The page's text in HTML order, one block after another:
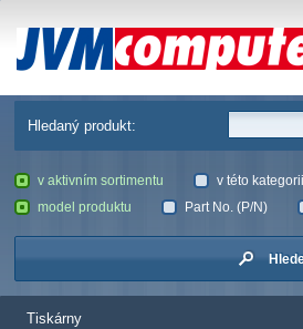
JVM Computers
Hledaný produkt:
v aktivním sortimentu
v této kategorii
model produktu
Part No. (P/N)
Tiskárny